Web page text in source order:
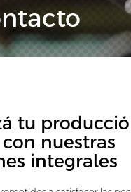
tu
nuestras
integrales